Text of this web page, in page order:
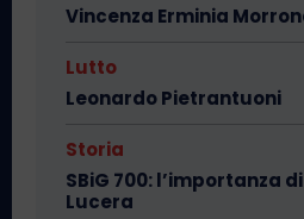
Vincenza Erminia
Lutto
Leonardo Pietrantuoni
Storia
SBiG 700: l’importanza
Lucera